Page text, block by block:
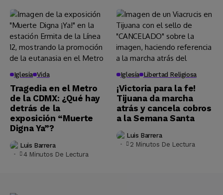
Iglesía Vida
Tragedia en el Metro
de la CDMX: ¿Qué hay
detrás de la
exposición “Muerte
Digna Ya”?
Luis Barrera
4 Minutos De Lectura
Iglesía Libertad Religiosa
¡Victoria para la fe!
Tijuana da marcha
atrás y cancela cobros
a la Semana Santa
Luis Barrera
2 Minutos De Lectura